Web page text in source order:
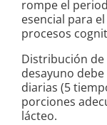
rompe el
esencial para
procesos
Distribución de
desayuno
diarias (5
porciones
lácteo.